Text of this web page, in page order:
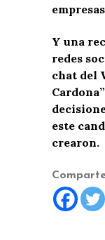
Y una
redes
chat del
este
crearon.